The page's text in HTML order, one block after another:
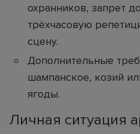
охранников, запрет
трёхчасовую
сцену.
Дополнительные
шампанское, козий
ягоды.
Личная ситуация